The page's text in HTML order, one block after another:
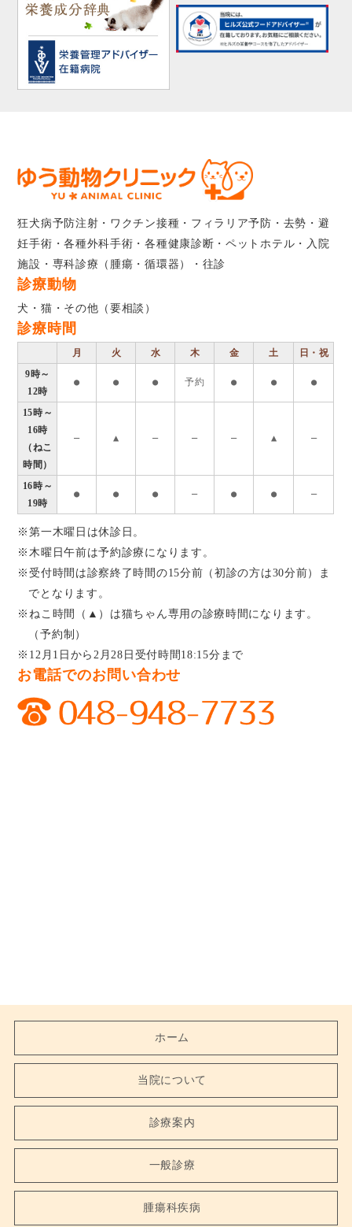
狂犬病予防注射・ワクチン接種・フィラリア予防・去勢・避
妊手術・各種外科手術・各種健康診断・ペットホテル・入院
施設・専科診療（腫瘍・循環器）・往診
診療動物
犬・猫・その他（要相談）
診療時間
月 火 水 木 金 土
日・祝
9時～
12時
● ● ● 予約 ● ● ●
15時～
16時
（ねこ
時間）
― ▲ ― ― ― ▲ ―
16時～
19時
● ● ● ― ● ● ―
※第一木曜日は休診日。
※木曜日午前は予約診療になります。
※受付時間は診察終了時間の15分前（初診の方は30分前）ま
でとなります。
※ねこ時間（▲）は猫ちゃん専用の診療時間になります。
（予約制）
※12月1日から2月28日受付時間18:15分まで
お電話でのお問い合わせ
ホーム
当院について
診療案内
一般診療
腫瘍科疾病